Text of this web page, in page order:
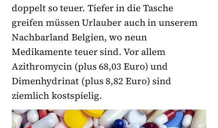
doppelt so teuer. Tiefer in die Tasche
greifen müssen Urlauber auch in unserem
Nachbarland Belgien, wo neun
Medikamente teuer sind. Vor allem
Azithromycin (plus 68,03 Euro) und
Dimenhydrinat (plus 8,82 Euro) sind
ziemlich kostspielig.